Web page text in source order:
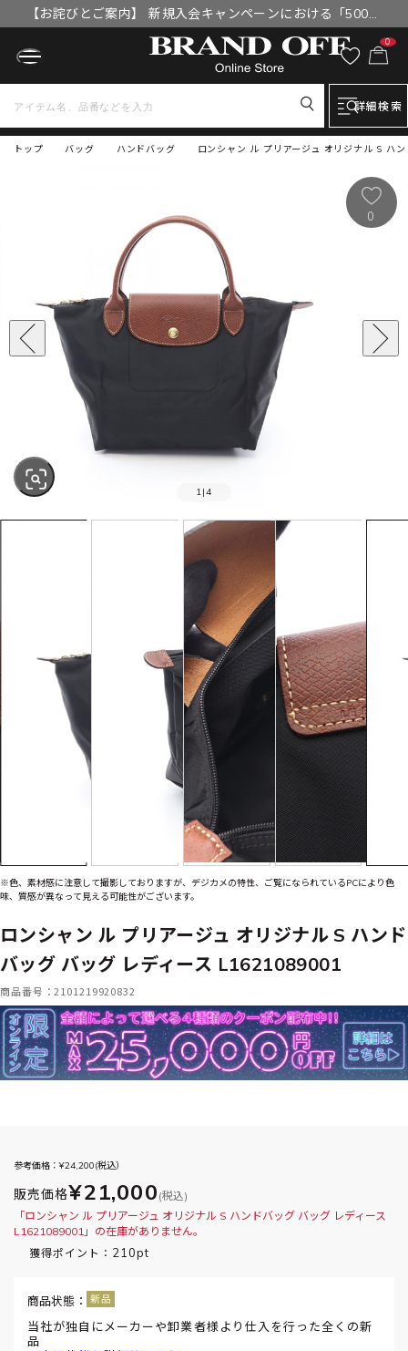
【お詫びとご案内】 新規入会キャンペーンにおける「500円
OFFクーポン」付与漏れと補填について
0
詳細検索
トップ ロンシャン ル プリアージュ オリジナル S ハ
バッグ ハンドバッグ
SOLD OUT
1 |4
0
※色、素材感に注意して撮影しておりますが、デジカメの特性、ご覧になられているPCにより色
味、質感が異なって見える可能性がございます。
ロンシャン ル プリアージュ オリジナル S ハンド
バッグ バッグ レディース L1621089001
商品番号：2101219920832
参考価格：¥24,200(税込）
販売価格¥21,000 (税込)
「ロンシャン ル プリアージュ オリジナル S ハンドバッグ バッグ レディース
L1621089001」の在庫がありません。
獲得ポイント： 210pt
商品状態：
当社が独自にメーカーや卸業者様より仕入を行った全くの新
品